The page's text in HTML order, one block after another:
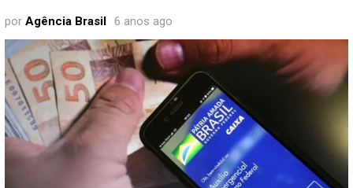
por Agência Brasil 6 anos ago